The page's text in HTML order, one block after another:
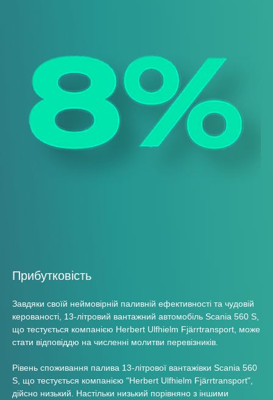
Прибутковість
Завдяки своїй неймовірній паливній ефективності та чудовій
керованості, 13-літровий вантажний автомобіль Scania 560 S,
що тестується компанією Herbert Ulfhielm Fjärrtransport, може
стати відповіддю на численні молитви перевізників.
Рівень споживання палива 13-літрової вантажівки Scania 560
S, що тестується компанією "Herbert Ulfhielm Fjärrtransport",
дійсно низький. Настільки низький порівняно з іншими